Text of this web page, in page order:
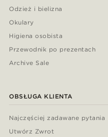
Odzież i bielizna
Okulary
Higiena osobista
Przewodnik po prezentach
Archive Sale
OBSŁUGA KLIENTA
Najczęściej zadawane pytania
Utwórz Zwrot